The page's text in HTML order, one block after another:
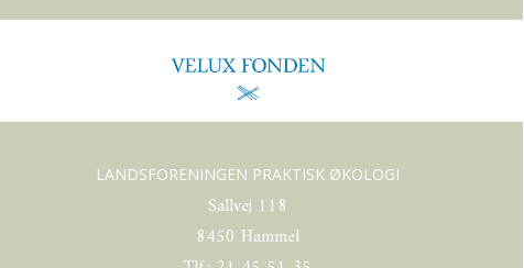
LANDSFORENINGEN PRAKTISK ØKOLOGI
Sallvej 118
8450 Hammel